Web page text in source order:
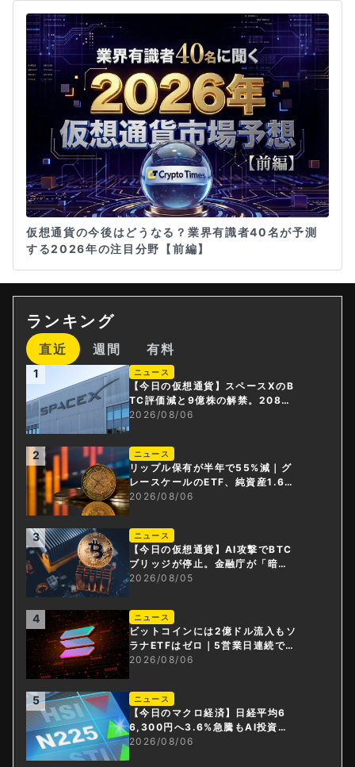
仮想通貨の今後はどうなる？業界有識者40名が予測
する2026年の注目分野【前編】
ランキング
直近 週間 有料
1 ニュース
【今日の仮想通貨】スペースXのB
TC評価減と9億株の解禁。208億
円相当のBTCが盗難
2026/08/06
2 ニュース
リップル保有が半年で55%減｜グ
レースケールのETF、純資産1.6億
ドル減
2026/08/06
3 ニュース
【今日の仮想通貨】AI攻撃でBTC
ブリッジが停止。金融庁が「暗号
資産・ステーブルコイン課」新設
2026/08/05
4 ニュース
ビットコインには2億ドル流入もソ
ラナETFはゼロ｜5営業日連続で停
止
2026/08/06
5 ニュース
【今日のマクロ経済】日経平均6
6,300円へ3.6%急騰もAI投資回
収懸念が再燃
2026/08/06